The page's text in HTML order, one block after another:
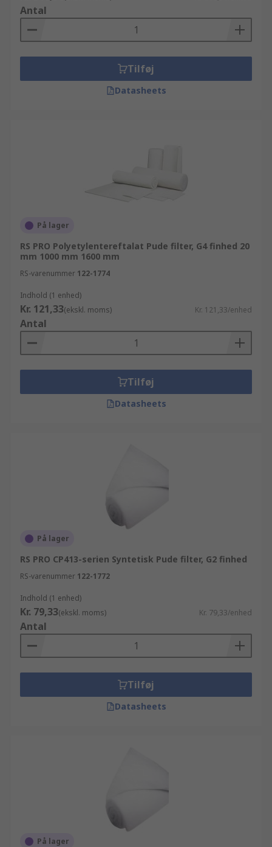
Antal
Tilføj
Datasheets
På lager
RS PRO Polyetylentereftalat Pude filter, G4 finhed 20
mm 1000 mm 1600 mm
RS-varenummer 122-1774
Indhold (1 enhed)
Kr. 121,33(ekskl. moms) Kr. 121,33/enhed
Antal
Tilføj
Datasheets
På lager
RS PRO CP413-serien Syntetisk Pude filter, G2 finhed
RS-varenummer 122-1772
Indhold (1 enhed)
Kr. 79,33(ekskl. moms) Kr. 79,33/enhed
Antal
Tilføj
Datasheets
På lager